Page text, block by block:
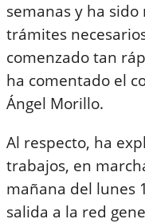
semanas y ha
trámites
comenzado tan
ha comentado el
Ángel Morillo.
Al respecto, ha
trabajos, en
mañana del lunes
salida a la red